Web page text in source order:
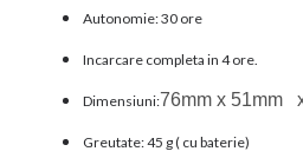
Autonomie: 30 ore
Incarcare completa in 4 ore.
Dimensiuni:76mm x 51mm
Greutate: 45 g ( cu baterie)